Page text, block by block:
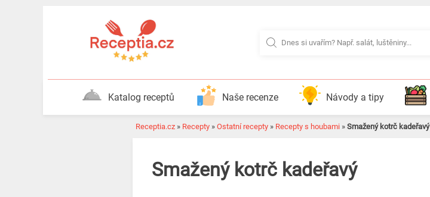
Katalog receptů Naše recenze Návody a tipy
Receptia.cz » Recepty » Ostatní recepty » Recepty s houbami » Smažený kotrč kadeřavý
Smažený kotrč kadeřavý